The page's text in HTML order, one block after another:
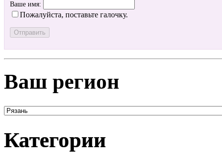
Ваше имя:
Пожалуйста, поставьте галочку.
Ваш регион
Категории